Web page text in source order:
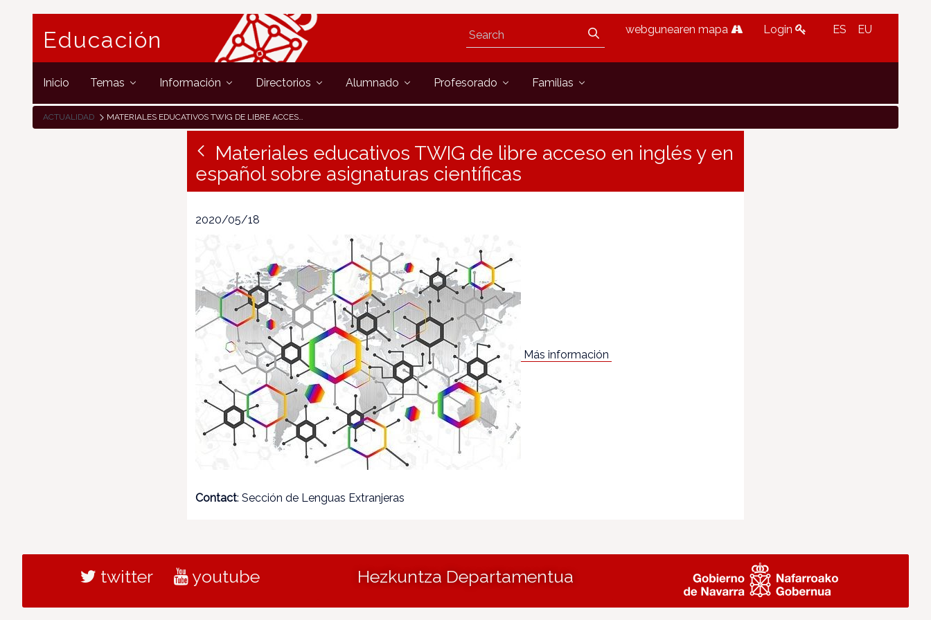
Educación webgunearen mapa Login ES EU
Inicio Temas Información Directorios Alumnado Profesorado Familias
ACTUALIDAD MATERIALES EDUCATIVOS TWIG DE LIBRE ACCESO EN INGLÉS Y EN ESPAÑOL SOBRE ASIGNATURAS CIENTÍFICAS
Materiales educativos TWIG de libre acceso en inglés y en
español sobre asignaturas científicas
2020/05/18
Más información
Contact: Sección de Lenguas Extranjeras
twitter youtube Hezkuntza Departamentua